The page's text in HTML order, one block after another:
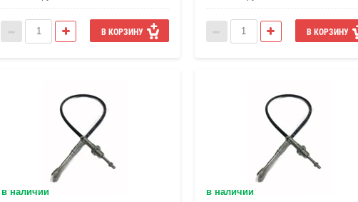
В КОРЗИНУ В КОРЗИНУ
в наличии в наличии